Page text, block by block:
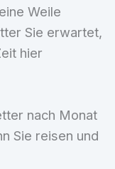
Weile
Sie erwartet,
hier
nach Monat
Sie reisen und